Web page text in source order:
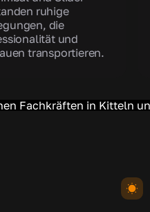
ruhige
die
und
transportieren.